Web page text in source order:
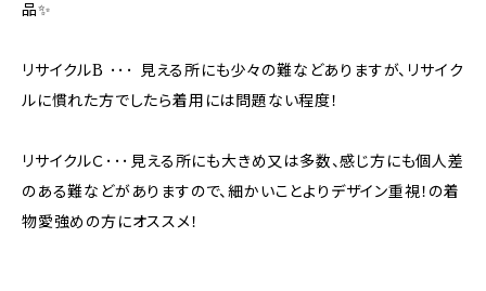
品✨
リサイクルB ･･･ 見える所にも少々の難などありますが、リサイク
ルに慣れた方でしたら着用には問題ない程度！
リサイクルＣ･･･見える所にも大きめ又は多数、感じ方にも個人差
のある難などがありますので、細かいことよりデザイン重視！の着
物愛強めの方にオススメ！